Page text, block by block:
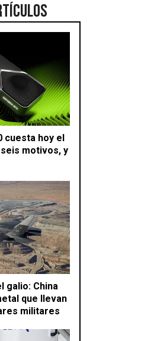
cuesta hoy el
motivos, y
galio: China
que llevan
militares